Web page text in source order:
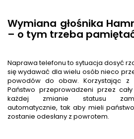
Wymiana głośnika
– o tym trzeba
Naprawa telefonu to sytuacja dosyć
się wydawać dla wielu osób nieco
powodów do obaw. Korzystając z
Państwo przeprowadzeni przez
każdej zmianie statusu
automatycznie, tak aby mieli
zostanie odesłany z powrotem.